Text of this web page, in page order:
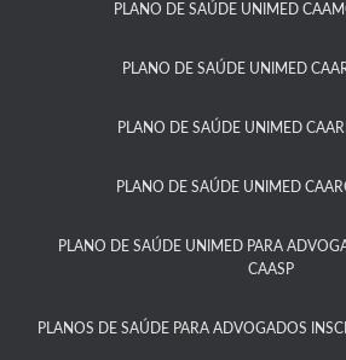
PLANO DE SAÚDE UNIMED
PLANO DE SAÚDE UNIMED
PLANO DE SAÚDE UNIMED
PLANO DE SAÚDE UNIMED
PLANO DE SAÚDE UNIMED PARA
CAASP​
PLANOS DE SAÚDE PARA ADVOGADOS